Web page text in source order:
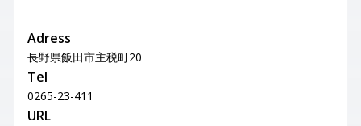
Adress
長野県飯田市主税町20
Tel
0265-23-411
URL